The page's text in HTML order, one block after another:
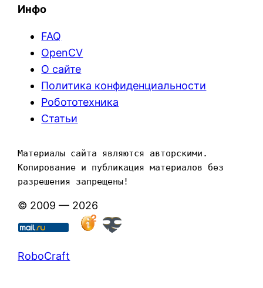
Инфо
FAQ
OpenCV
О сайте
Политика конфиденциальности
Робототехника
Статьи
Материалы сайта являются авторскими.
Копирование и публикация материалов без
разрешения запрещены!
© 2009 — 2026
RoboCraft